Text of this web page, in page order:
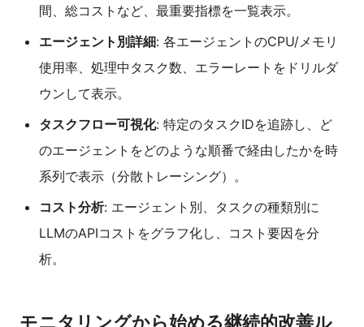
間、総コストなど、最重要指標を一覧表示。
エージェント別詳細: 各エージェントのCPU/メモリ
使用率、処理中タスク数、エラーレートをドリルダ
ウンして表示。
タスクフロー可視化: 特定のタスクIDを追跡し、ど
のエージェントをどのような順番で経由したかを時
系列で表示（分散トレーシング）。
コスト分析: エージェント別、タスクの種類別に
LLMのAPIコストをグラフ化し、コスト要因を分
析。
モニタリングから始める継続的改善ル